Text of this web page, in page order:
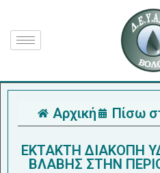
Αρχική Πίσω
ΕΚΤΑΚΤΗ ΔΙΑΚΟΠΗ
ΒΛΑΒΗΣ ΣΤΗΝ